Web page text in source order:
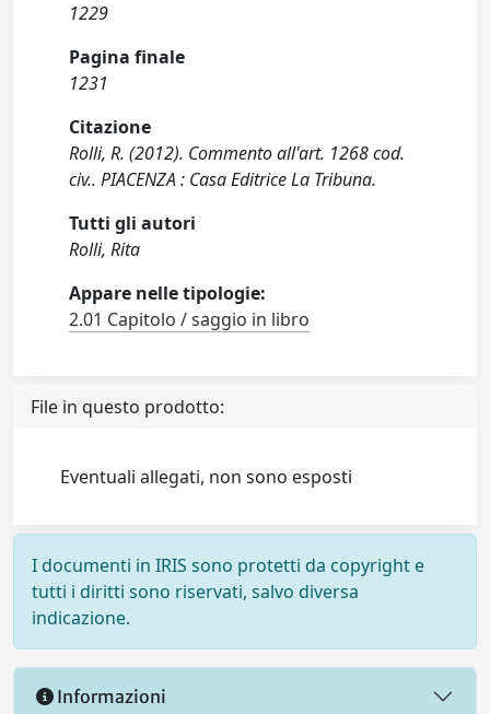
1229
Pagina finale
1231
Citazione
Rolli, R. (2012). Commento all'art. 1268 cod.
civ.. PIACENZA : Casa Editrice La Tribuna.
Tutti gli autori
Rolli, Rita
Appare nelle tipologie:
2.01 Capitolo / saggio in libro
File in questo prodotto:
Eventuali allegati, non sono esposti
I documenti in IRIS sono protetti da copyright e
tutti i diritti sono riservati, salvo diversa
indicazione.
Informazioni